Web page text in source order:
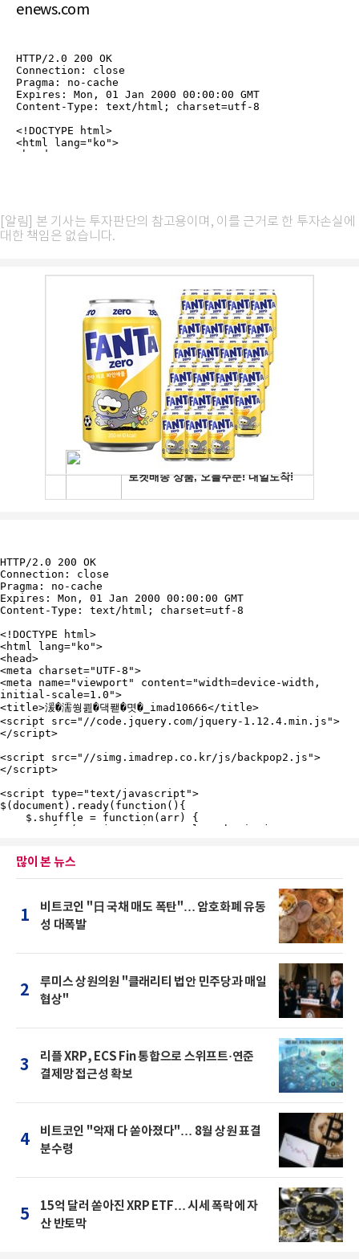
enews.com
[알림] 본 기사는 투자판단의 참고용이며, 이를 근거로 한 투자손실에
대한 책임은 없습니다.
많이 본 뉴스
1
비트코인 "日 국채 매도 폭탄"… 암호화폐 유동
성 대폭발
2
루미스 상원의원 "클래리티 법안 민주당과 매일
협상"
3
리플 XRP, ECS Fin 통합으로 스위프트·연준
결제망 접근성 확보
4
비트코인 "악재 다 쏟아졌다"… 8월 상원 표결
분수령
5
15억 달러 쏟아진 XRP ETF… 시세 폭락에 자
산 반토막